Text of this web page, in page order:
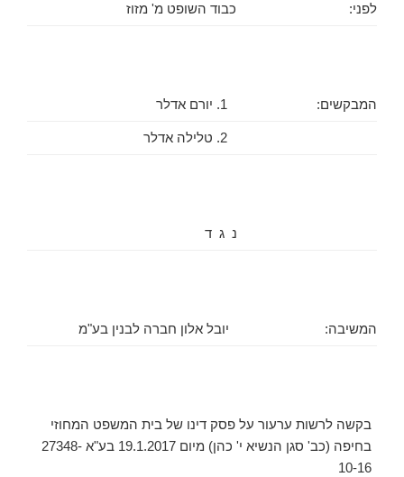
לפני: כבוד השופט מ' מזוז
המבקשים: 1. יורם אדלר
2. טלילה אדלר
נ ג ד
המשיבה: יובל אלון חברה לבנין בע"מ
בקשה לרשות ערעור על פסק דינו של בית המשפט המחוזי
בחיפה (כב' סגן הנשיא י' כהן) מיום 19.1.2017 בע"א 27348-
10-16